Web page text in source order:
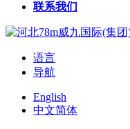
联系我们
语言
导航
English
中文简体